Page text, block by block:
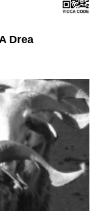
Drea